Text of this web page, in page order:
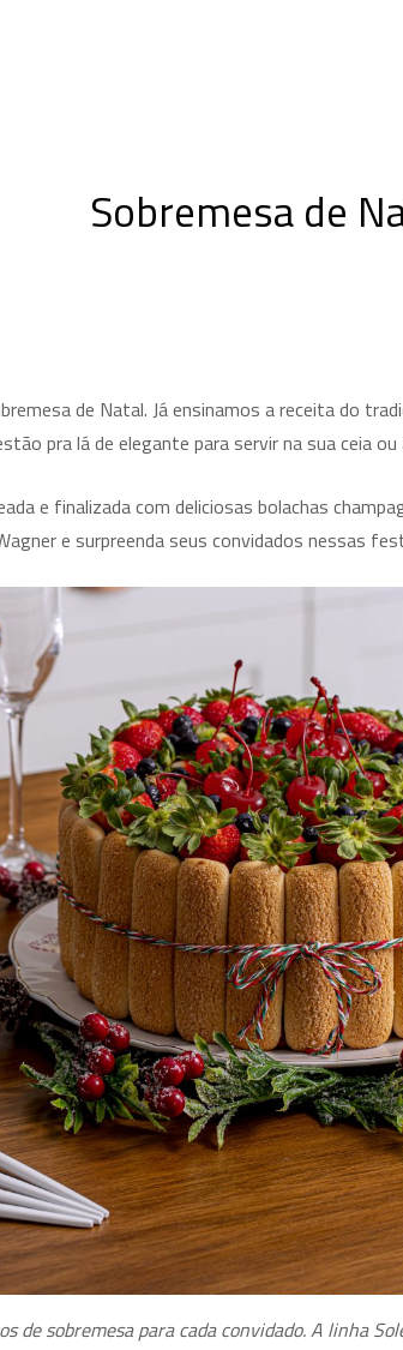
Sobremesa de
de Natal. Já ensinamos a receita do
pra lá de elegante para servir na sua ceia
e finalizada com deliciosas bolachas
e surpreenda seus convidados nessas
de sobremesa para cada convidado. A linha